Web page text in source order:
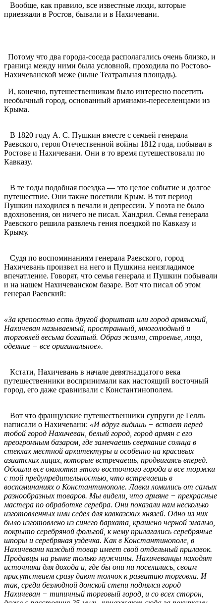
Вообще, как правило, все известные люди, которые
приезжали в Ростов, бывали и в Нахичевани.
Потому что два города-соседа располагались очень близко, и
граница между ними была условной, проходила по Ростово-
Нахичеванской меже (ныне Театральная площадь).
И, конечно, путешественникам было интересно посетить
необычный город, основанный армянами-переселенцами из
Крыма.
В 1820 году А. С. Пушкин вместе с семьей генерала
Раевского, героя Отечественной войны 1812 года, побывал в
Ростове и Нахичевани. Они в то время путешествовали по
Кавказу.
В те годы подобная поездка — это целое событие и долгое
путешествие. Они также посетили Крым. В тот период
Пушкин находился в печали и депрессии. У поэта не было
вдохновения, он ничего не писал. Хандрил. Семья генерала
Раевского решила развлечь гения поездкой по Кавказу и
Крыму.
Судя по воспоминаниям генерала Раевского, город
Нахичевань произвел на него и Пушкина неизгладимое
впечатление. Говорят, что семья генерала и Пушкин побывали
и на нашем Нахичеванском базаре. Вот что писал об этом
генерал Раевский:
«За крепостью есть другой форштат или город армянский,
Нахичеван называемый, пространный, многолюдный и
торговлей весьма богатый. Образ жизни, строенье, лица,
одеяние − все оригинальное».
Кстати, Нахичевань в начале девятнадцатого века
путешественники воспринимали как настоящий восточный
город, его даже сравнивали с Константинополем.
Вот что французские путешественники супруги де Гелль
написали о Нахичевани: «И вдруг видишь − встает перед
тобой город Нахичеван, белый город, город армян с его
преогромным базаром, где замечаешь сверкание солнца в
стеклах местной архитектуры и особенно на красивых
азиатских лицах, которые встречаешь, продвигаясь вперед.
Обошли все околотки этого восточного города и все торжки
с той предупредительностью, что встречаешь в
воспоминаниях о Константинополе. Лавки ломились от самых
разнообразных товаров. Мы видели, что армяне − прекрасные
мастера по обработке серебра. Они показали нам несколько
изготовленных ими седел для кавказских князей. Одно из них
было изготовлено из синего бархата, крашено черной эмалью,
покрыто серебряной фольгой, к нему прилагались серебряные
шпоры и серебряная уздечка. Как в Константинополе, в
Нахичевани каждый товар имеет свой отдельный прилавок.
Продавцы на рынке только мужчины. Нахичеванцы находят
источники для дохода и, где бы они ни поселились, своим
присутствием сразу дают толчок к развитию торговли. И
так, среди безлюдной донской степи поднялся город
Нахичеван − типичный торговый город, и со всех сторон,